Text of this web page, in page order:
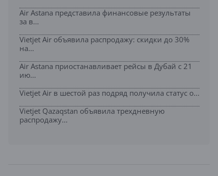
Air Astana представила финансовые результаты
за в...
Vietjet Air объявила распродажу: скидки до 30%
на...
Air Astana приостанавливает рейсы в Дубай с 21
ию...
Vietjet Air в шестой раз подряд получила статус о...
Vietjet Qazaqstan объявила трехдневную
распродажу...